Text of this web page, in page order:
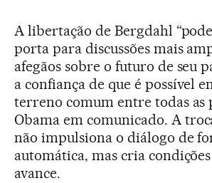
A libertação de Bergdahl
porta para discussões mais
afegãos sobre o futuro de seu
a confiança de que é possível
terreno comum entre todas as
Obama em comunicado. A
não impulsiona o diálogo de
automática, mas cria
avance.